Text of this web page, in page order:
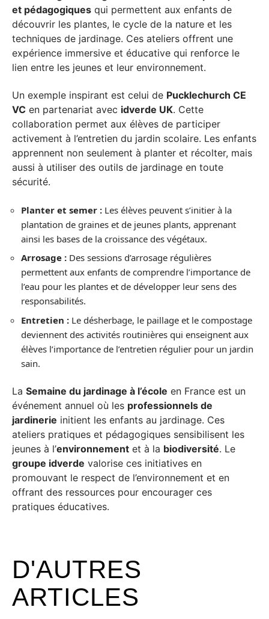
et pédagogiques qui permettent aux enfants de
découvrir les plantes, le cycle de la nature et les
techniques de jardinage. Ces ateliers offrent une
expérience immersive et éducative qui renforce le
lien entre les jeunes et leur environnement.
Un exemple inspirant est celui de Pucklechurch CE
VC en partenariat avec idverde UK. Cette
collaboration permet aux élèves de participer
activement à l’entretien du jardin scolaire. Les enfants
apprennent non seulement à planter et récolter, mais
aussi à utiliser des outils de jardinage en toute
sécurité.
Planter et semer : Les élèves peuvent s’initier à la
plantation de graines et de jeunes plants, apprenant
ainsi les bases de la croissance des végétaux.
Arrosage : Des sessions d’arrosage régulières
permettent aux enfants de comprendre l’importance de
l’eau pour les plantes et de développer leur sens des
responsabilités.
Entretien : Le désherbage, le paillage et le compostage
deviennent des activités routinières qui enseignent aux
élèves l’importance de l’entretien régulier pour un jardin
sain.
La Semaine du jardinage à l’école en France est un
événement annuel où les professionnels de
jardinerie initient les enfants au jardinage. Ces
ateliers pratiques et pédagogiques sensibilisent les
jeunes à l’environnement et à la biodiversité. Le
groupe idverde valorise ces initiatives en
promouvant le respect de l’environnement et en
offrant des ressources pour encourager ces
pratiques éducatives.
D'AUTRES
ARTICLES